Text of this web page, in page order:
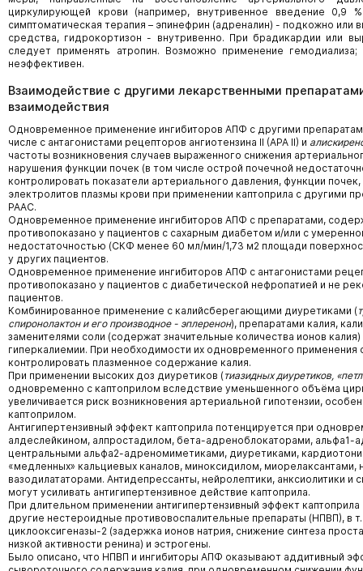
циркулирующей крови (например, внутривенное введение 0,9
симптоматическая терапия – эпинефрин (адреналин) - подкожно или
средства, гидрокортизон - внутривенно. При брадикардии или
следует применять атропин. Возможно применение гемодиализа;
неэффективен.
Взаимодействие с другими лекарственными
взаимодействия
Одновременное применение ингибиторов АПФ с другими
числе с антагонистами рецепторов ангиотензина II (АРА II) и
частоты возникновения случаев выраженного снижения
нарушения функции почек (в том числе острой почечной
контролировать показатели артериального давления, функции
электролитов плазмы крови при применении каптоприла с другими
РААС.
Одновременное применение ингибиторов АПФ с препаратами,
противопоказано у пациентов с сахарным диабетом и/или с
недостаточностью (СКФ менее 60 мл/мин/1,73 м2 площади
у других пациентов.
Одновременное применение ингибиторов АПФ с антагонистами
противопоказано у пациентов с диабетической нефропатией и не
пациентов.
Комбинированное применение с калийсберегающими диуретиками (
спиронолактон и его производное - эплеренон), препаратами калия,
заменителями соли (содержат значительные количества ионов калия)
гиперкалиемии. При необходимости их одновременного применения
контролировать плазменное содержание калия.
При применении высоких доз диуретиков (тиазидных диуретиков,
одновременно с каптоприлом вследствие уменьшенного объёма
увеличивается риск возникновения артериальной гипотензии,
каптоприлом.
Антигипертензивный эффект каптоприла потенцируется при
алдеслейкином, алпростадилом, бета-адреноблокаторами, альфа1-
центральными альфа2-адреномиметиками, диуретиками,
«медленных» кальциевых каналов, миноксидилом, миорелаксантами,
вазодилататорами. Антидепрессанты, нейролептики, анксиолитики
могут усиливать антигипертензивное действие каптоприла.
При длительном применении антигипертензивный эффект
другие нестероидные противовоспалительные препараты (НПВП), в
циклооксигеназы-2 (задержка ионов натрия, снижение синтеза
низкой активности ренина) и эстрогены.
Было описано, что НПВП и ингибиторы АПФ оказывают аддитивный